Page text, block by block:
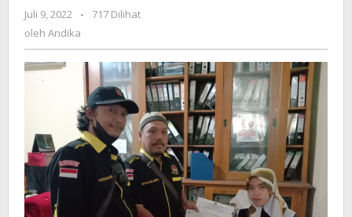
Dugaan
Dinas
Kesehatan
Tuba
Menyimpangkan
Dana
Realisasi
APBD
Juli 9, 2022
oleh
-
717 Dilihat
oleh Andika